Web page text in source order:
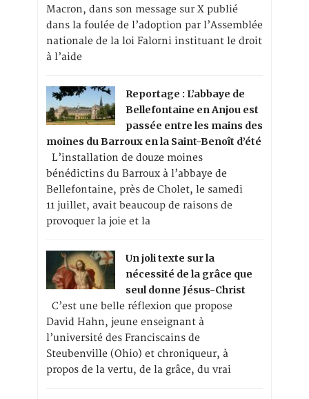
Macron, dans son message sur X publié
dans la foulée de l’adoption par l’Assemblée
nationale de la loi Falorni instituant le droit
à l’aide
Reportage : L’abbaye de
Bellefontaine en Anjou est
passée entre les mains des
moines du Barroux en la Saint-Benoît d’été
L’installation de douze moines
bénédictins du Barroux à l’abbaye de
Bellefontaine, près de Cholet, le samedi
11 juillet, avait beaucoup de raisons de
provoquer la joie et la
Un joli texte sur la
nécessité de la grâce que
seul donne Jésus-Christ
C’est une belle réflexion que propose
David Hahn, jeune enseignant à
l’université des Franciscains de
Steubenville (Ohio) et chroniqueur, à
propos de la vertu, de la grâce, du vrai